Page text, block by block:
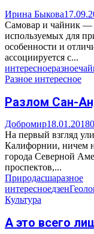
Ирина Быкова
Самовар и чайник —
используемых для
особенности и
ассоциируется с...
интересноеразное
Разное интересное
Разлом Сан-
Добромир18.01.20180
На первый взгляд
Калифорнии, ничем
города Северной
проспектов,...
Природасшаразное
интересноедзен
Культура
А это всего